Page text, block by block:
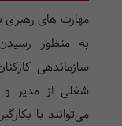
مهارت‌ های رهبری
به منظور
سازماندهی
شغلی از مدیر و
می‌توانند با